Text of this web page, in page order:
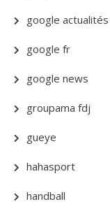
google actualités
google fr
google news
groupama fdj
gueye
hahasport
handball